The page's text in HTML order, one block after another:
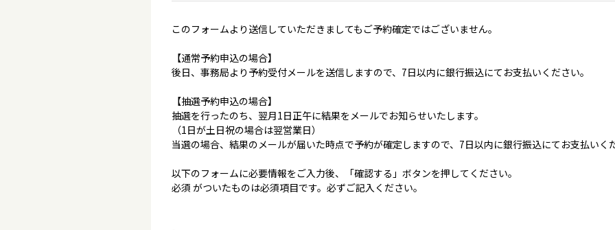
このフォームより送信していただきましてもご予約確定ではございません。
【通常予約申込の場合】
後日、事務局より予約受付メールを送信しますので、7日以内に銀行振込にてお支払いください。
【抽選予約申込の場合】
抽選を行ったのち、翌月1日正午に結果をメールでお知らせいたします。
（1日が土日祝の場合は翌営業日）
当選の場合、結果のメールが届いた時点で予約が確定しますので、7日以内に銀行振込にてお支払いく
以下のフォームに必要情報をご入力後、「確認する」ボタンを押してください。
必須 がついたものは必須項目です。必ずご記入ください。